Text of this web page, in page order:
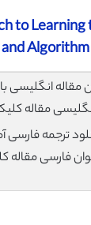
to Learning
Algorithm
مقاله
ترجمه فارسی
فارسی مقاله